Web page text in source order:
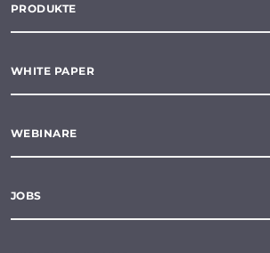
PRODUKTE
WHITE PAPER
WEBINARE
JOBS